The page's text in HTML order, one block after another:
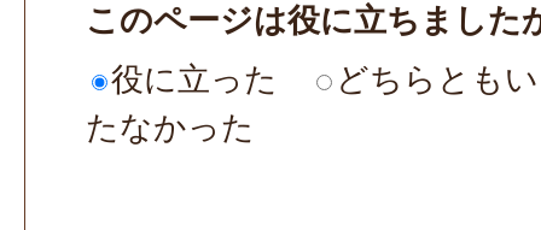
このページは役に立ちました
役に立った
どちらとも
たなかった